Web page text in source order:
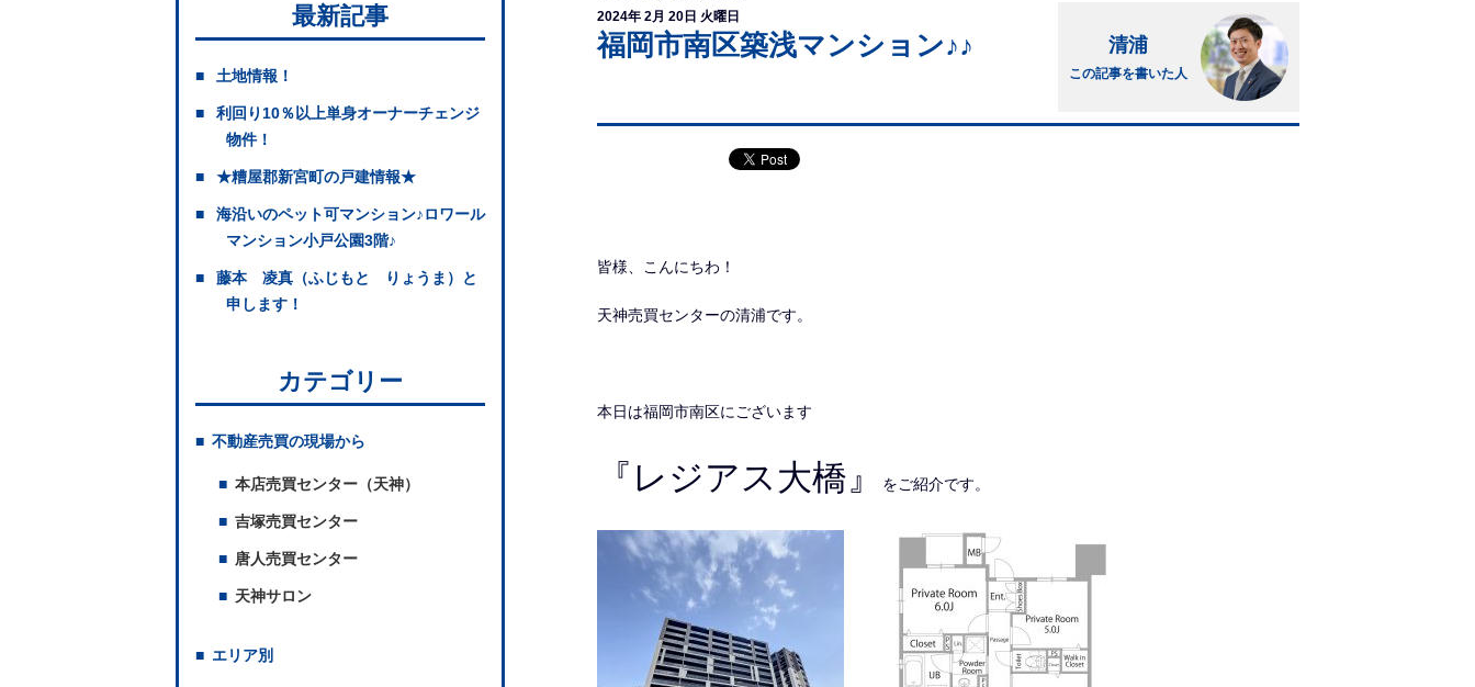
最新記事
土地情報！
利回り10％以上単身オーナーチェンジ
物件！
★糟屋郡新宮町の戸建情報★
海沿いのペット可マンション♪ロワール
マンション小戸公園3階♪
藤本 凌真（ふじもと りょうま）と
申します！
カテゴリー
不動産売買の現場から
本店売買センター（天神）
吉塚売買センター
唐人売買センター
天神サロン
エリア別
2024年 2月 20日 火曜日
福岡市南区築浅マンション♪♪ 清浦
この記事を書いた人
皆様、こんにちわ！
天神売買センターの清浦です。
本日は福岡市南区にございます
『レジアス大橋』 をご紹介です。